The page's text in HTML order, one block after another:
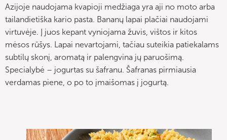
Azijoje naudojama kvapioji medžiaga yra aji no moto arba
tailandietiška kario pasta. Bananų lapai plačiai naudojami
virtuvėje. Į juos kepant vyniojama žuvis, vištos ir kitos
mėsos rūšys. Lapai nevartojami, tačiau suteikia patiekalams
subtilų skonį, aromatą ir palengvina jų paruošimą.
Specialybė – jogurtas su šafranu. Šafranas pirmiausia
verdamas piene, o po to įmaišomas į jogurtą.